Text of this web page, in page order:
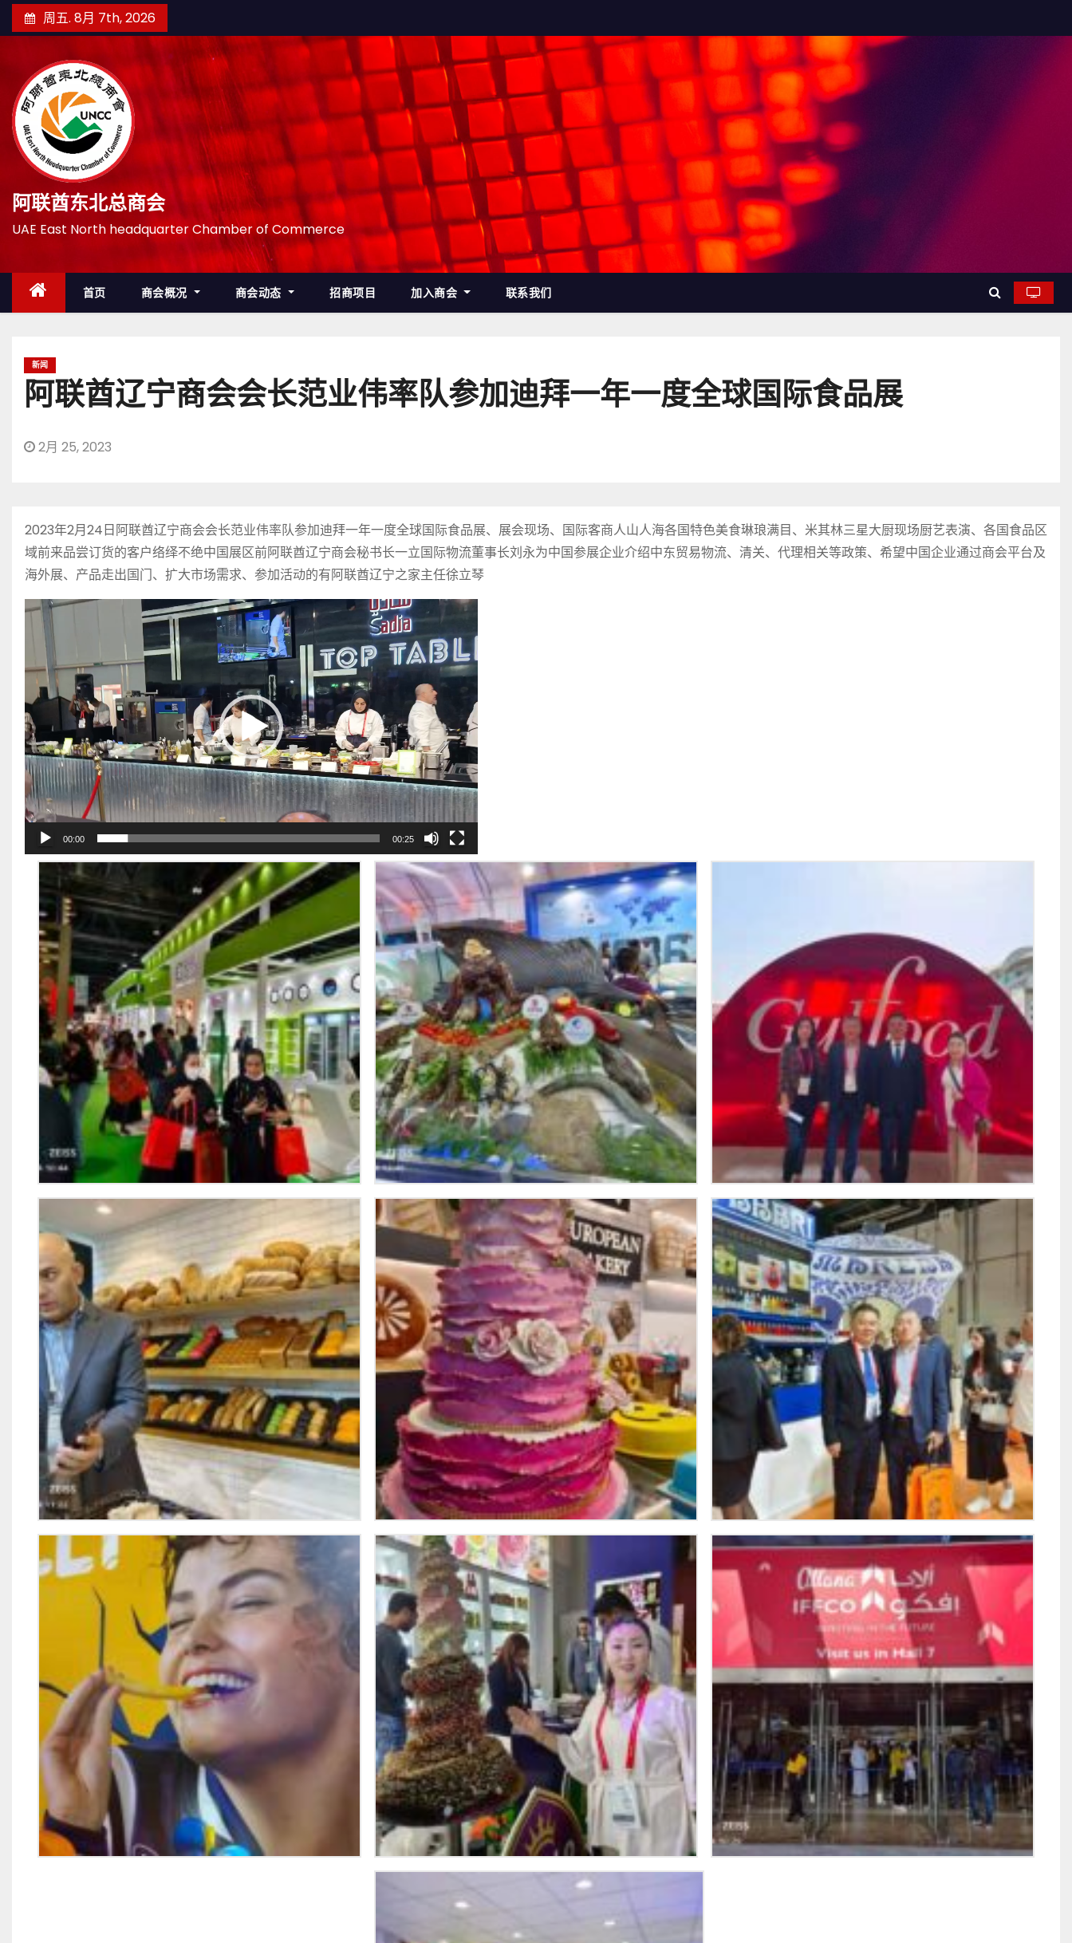
至
周五. 8月 7th, 2026
阿联酋东北总商会
UAE East North headquarter Chamber of Commerce
首页 商会概况 商会动态 招商项目 加入商会 联系我们
新闻
阿联酋辽宁商会会长范业伟率队参加迪拜一年一度全球国际食品展
2月 25, 2023
2023年2月24日阿联酋辽宁商会会长范业伟率队参加迪拜一年一度全球国际食品展、展会现场、国际客商人山人海各国特色美食琳琅满目、米其林三星大厨现场厨艺表演、各国食品区
域前来品尝订货的客户络绎不绝中国展区前阿联酋辽宁商会秘书长一立国际物流董事长刘永为中国参展企业介绍中东贸易物流、清关、代理相关等政策、希望中国企业通过商会平台及
海外展、产品走出国门、扩大市场需求、参加活动的有阿联酋辽宁之家主任徐立琴
视
放
器
00:00 00:25